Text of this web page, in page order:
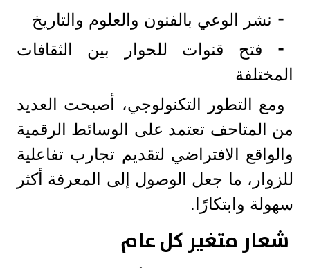
⁃ نشر الوعي بالفنون والعلوم والتاريخ
⁃ فتح قنوات للحوار بين الثقافات
المختلفة
ومع التطور التكنولوجي، أصبحت العديد
من المتاحف تعتمد على الوسائط الرقمية
والواقع الافتراضي لتقديم تجارب تفاعلية
للزوار، ما جعل الوصول إلى المعرفة أكثر
سهولة وابتكارًا.
شعار متغير كل عام